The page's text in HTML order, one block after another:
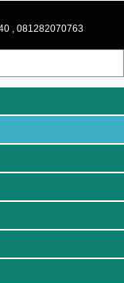
, 081282070763